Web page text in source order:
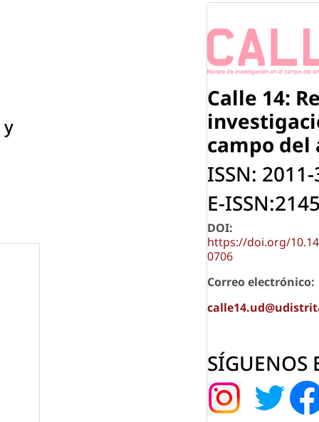
y
Calle 14:
campo del
ISSN:
E-
DOI:
https://doi.org/
0706
Correo electrónico:
SÍGUENOS